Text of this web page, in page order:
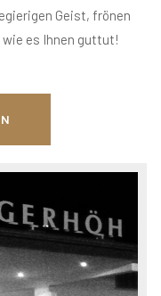
Geist, frönen
wie es Ihnen guttut!